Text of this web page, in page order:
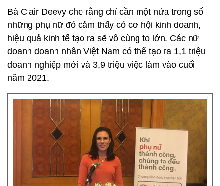
Bà Clair Deevy cho rằng chỉ cần một nửa trong số
những phụ nữ đó cảm thấy có cơ hội kinh doanh,
hiệu quả kinh tế tạo ra sẽ vô cùng to lớn. Các nữ
doanh doanh nhân Việt Nam có thể tạo ra 1,1 triệu
doanh nghiệp mới và 3,9 triệu việc làm vào cuối
năm 2021.